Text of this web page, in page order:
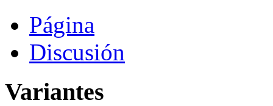
Página
Discusión
Variantes